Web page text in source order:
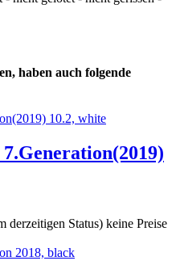
haben auch folgende
derzeitigen Status) keine Preise